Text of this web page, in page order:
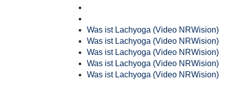
Was ist Lachyoga (Video NRWision)
Was ist Lachyoga (Video NRWision)
Was ist Lachyoga (Video NRWision)
Was ist Lachyoga (Video NRWision)
Was ist Lachyoga (Video NRWision)